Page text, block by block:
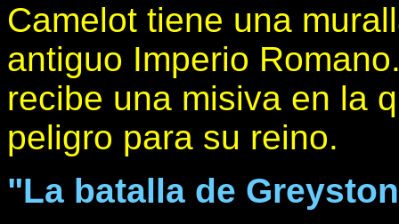
Camelot tiene una
antiguo Imperio
recibe una misiva en la
peligro para su reino.
"La batalla de